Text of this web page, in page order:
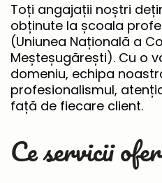
Toți angajații noștri
obținute la școala
(Uniunea Națională a
Meșteșugărești). Cu o
domeniu, echipa
profesionalismul,
față de fiecare client.
Ce servicii